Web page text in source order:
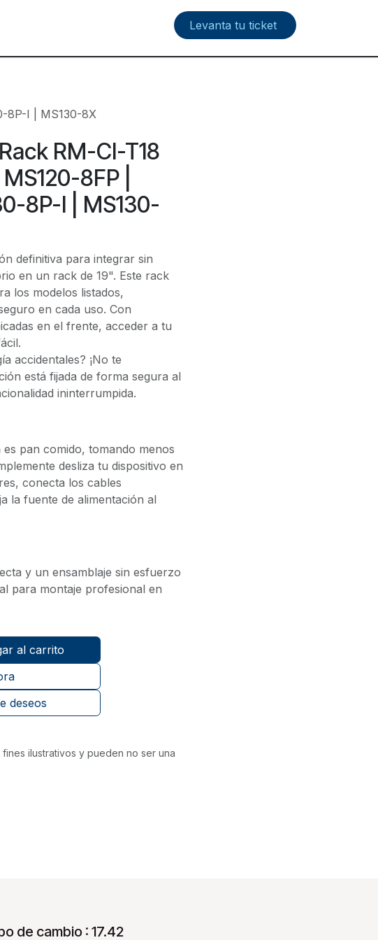
Levanta tu ticket
8P-I | MS130-8X
RM-CI-T18
8FP |
8P-I | MS130-
definitiva para integrar sin
en un rack de 19". Este rack
los modelos listados,
en cada uso. Con
en el frente, acceder a tu
accidentales? ¡No te
está fijada de forma segura al
ininterrumpida.
pan comido, tomando menos
desliza tu dispositivo en
conecta los cables
la fuente de alimentación al
y un ensamblaje sin esfuerzo
para montaje profesional en
al carrito
deseos
ilustrativos y pueden no ser una
de cambio : 17.42